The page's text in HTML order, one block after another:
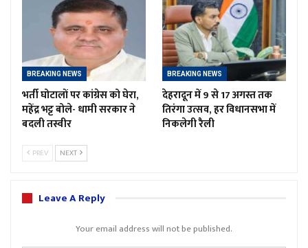
BREAKING NEWS
भर्ती घोटालों पर कांग्रेस को घेरा,
महेंद्र भट्ट बोले- धामी सरकार ने
बदली तस्वीर
BREAKING NEWS
देहरादून में 9 से 17 अगस्त तक
तिरंगा उत्सव, हर विधानसभा में
निकलेगी रैली
PREV NEXT
Leave A Reply
Your email address will not be published.